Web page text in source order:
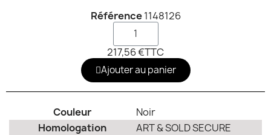
Référence 1148126
217,56 €TTC
Ajouter au panier
Couleur
Noir
Homologation
ART & SOLD SECURE